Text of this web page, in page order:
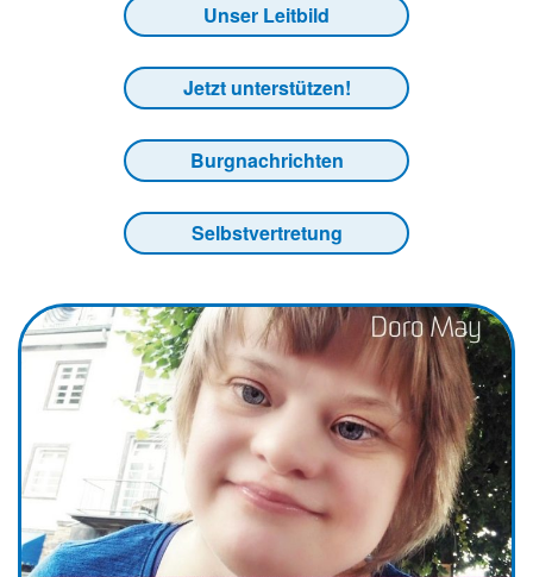
Unser Leitbild
Jetzt unterstützen!
Burgnachrichten
Selbstvertretung